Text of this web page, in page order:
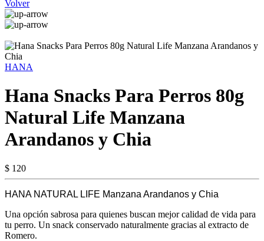
Volver
HANA
Hana Snacks Para Perros 80g
Natural Life Manzana
Arandanos y Chia
$ 120
HANA NATURAL LIFE Manzana Arandanos y Chia
Una opción sabrosa para quienes buscan mejor calidad de vida para
tu perro. Un snack conservado naturalmente gracias al extracto de
Romero.